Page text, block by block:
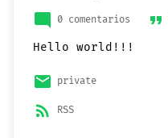
mode_comment 0 comentarios format_quote
Hello world!!!
email private
rss_feed RSS